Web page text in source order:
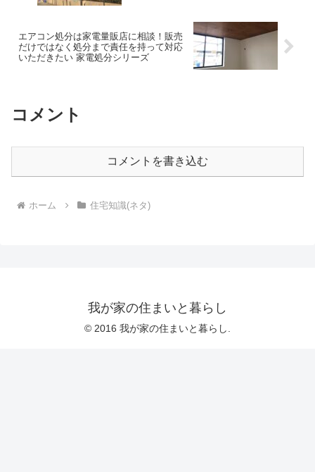
エアコン処分は家電量販店に相談！販売
だけではなく処分まで責任を持って対応
いただきたい 家電処分シリーズ
コメント
コメントを書き込む
ホーム 住宅知識(ネタ)
我が家の住まいと暮らし
© 2016 我が家の住まいと暮らし.